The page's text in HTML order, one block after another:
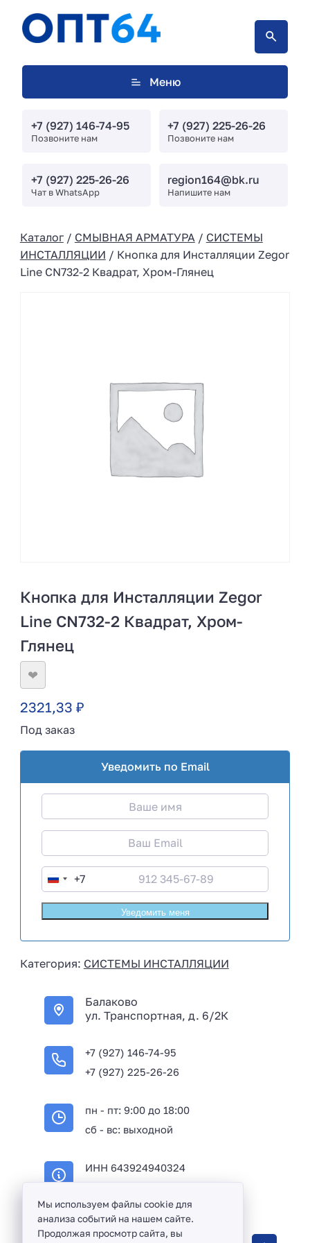
Меню
+7 (927) 146-74-95
Позвоните нам
+7 (927) 225-26-26
Позвоните нам
+7 (927) 225-26-26
Чат в WhatsApp
region164@bk.ru
Напишите нам
Каталог/ СМЫВНАЯ АРМАТУРА / СИСТЕМЫ
ИНСТАЛЛЯЦИИ / Кнопка для Инсталляции Zegor
Line CN732-2 Квадрат, Хром-Глянец
Кнопка для Инсталляции Zegor
Line CN732-2 Квадрат, Хром-
Глянец
❤
2321,33 ₽
Под заказ
Уведомить по Email
R
u
s
a
7
+7
Категория: СИСТЕМЫ ИНСТАЛЛЯЦИИ
Балаково
ул. Транспортная, д. 6/2К
+7 (927) 146-74-95
+7 (927) 225-26-26
пн - пт: 9:00 до 18:00
сб - вс: выходной
ИНН 643924940324
Мы используем файлы cookie для
анализа событий на нашем сайте.
Продолжая просмотр сайта, вы